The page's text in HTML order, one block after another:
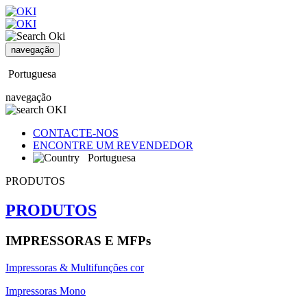
navegação
Portuguesa
navegação
CONTACTE-NOS
ENCONTRE UM REVENDEDOR
Portuguesa
PRODUTOS
PRODUTOS
IMPRESSORAS E MFPs
Impressoras & Multifunções cor
Impressoras Mono